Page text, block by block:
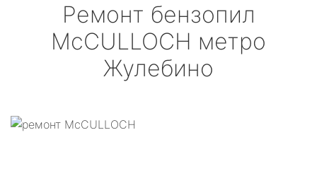
Ремонт бензопил
McCULLOCH метро
Жулебино